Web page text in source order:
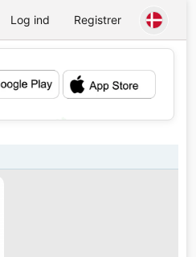
Log ind Registrer